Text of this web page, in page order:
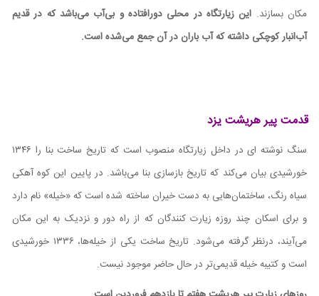
مکان بسازند. این زیارتگاه در محلی دورافتاده و بی‌آب می‌باشد که در قدیم
آب‌انبار کوچکی داشته که آب باران در آن جمع می‌شده است.
قدمت پیر هریشت یزد
سنگ نوشته ای در داخل زیارتگاه منصوب است که تاریخ ساخت بنا را ۱۳۴۶
خورشیدی بیان می‌کند که تاریخ بازسازی بنا می‌باشد. در پایین این کوه آهکی
سیاه رنگ، ساختمان‌هایی به دست خیران ساخته شده است که «خیله» نام دارد
و برای اسکان چند روزه‌ زیارت کنندگان که از راه دور و نزدیک به این مکان
می‌آیند، درنظر گرفته می‌شود.
تاریخ ساخت یکی از خیله‌ها، ۱۳۳۶ خورشیدی
است و کتیبه خیله‌ قدیمی‌تر در حال حاضر موجود نیست.